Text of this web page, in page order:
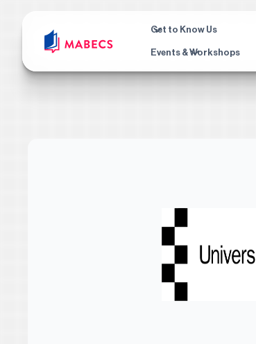
Get to Know Us
Events & Workshops